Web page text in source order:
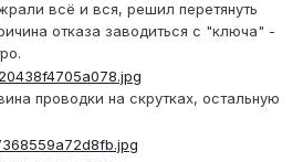
всё и вся, решил перетянуть
отказа заводиться с "ключа" -
проводки на скрутках, остальную